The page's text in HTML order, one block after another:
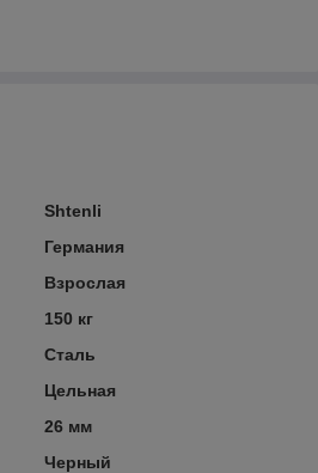
Shtenli
Германия
Взрослая
150 кг
Сталь
Цельная
26 мм
Черный